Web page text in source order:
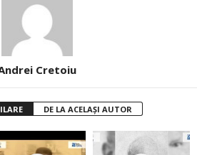
Cretoiu
DE LA ACELAȘI AUTOR